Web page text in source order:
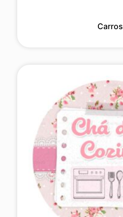
Carros